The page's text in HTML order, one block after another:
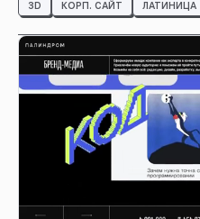
3D КОРП. САЙТ ЛАТИНИЦА